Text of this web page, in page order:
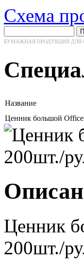
Схема
БУМАЖНАЯ ПРОДУКЦИЯ ДЛЯ
Название
Ценник большой
Ценник
200шт./